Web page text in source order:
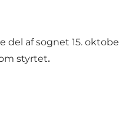
af sognet 15.
styrtet.